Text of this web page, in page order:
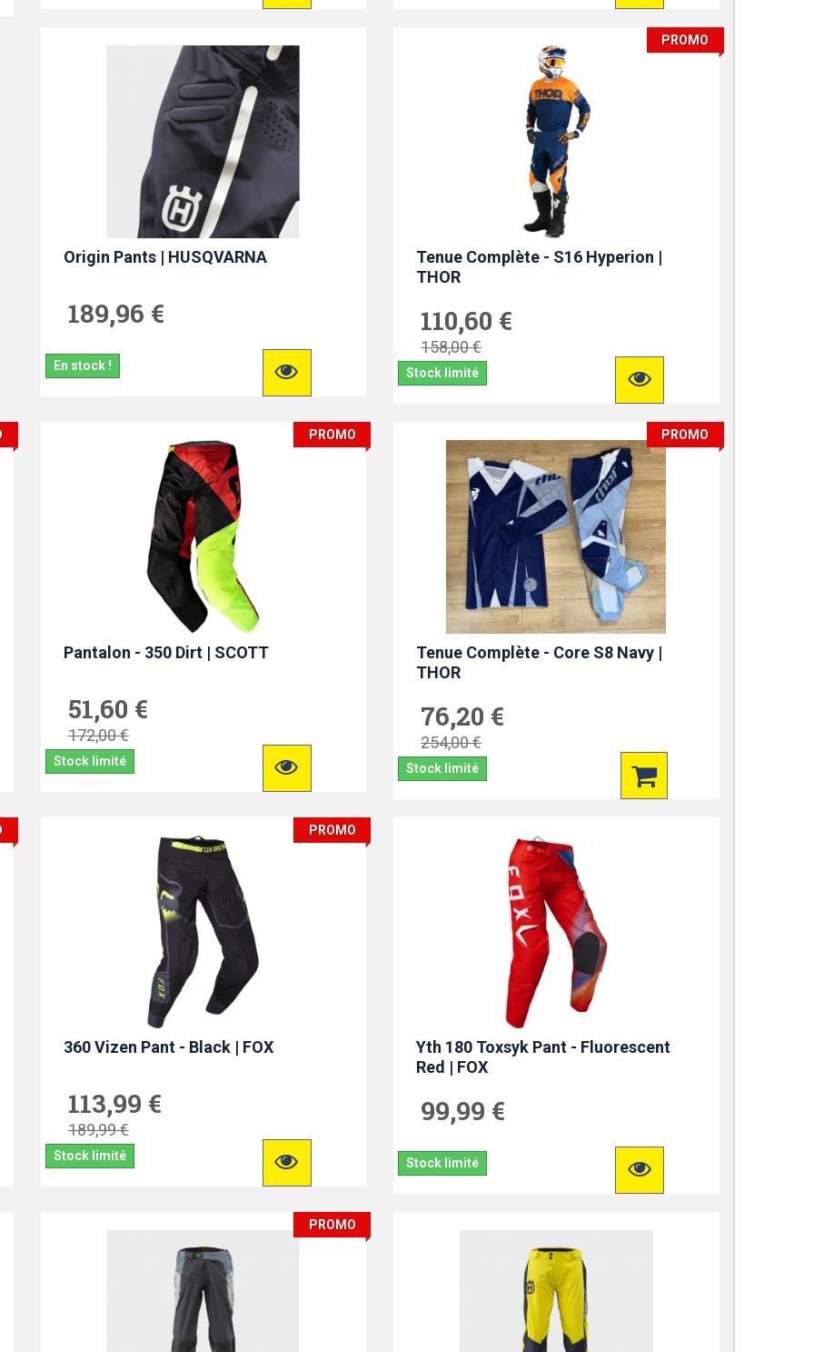
Origin Pants | HUSQVARNA
189,96 €
En stock !
PROMO
Tenue Complète - S16 Hyperion |
THOR
110,60 €
158,00 €
Stock limité
PROMO
Pantalon - 350 Dirt | SCOTT
51,60 €
172,00 €
Stock limité
PROMO
Tenue Complète - Core S8 Navy |
THOR
76,20 €
254,00 €
Stock limité
PROMO
360 Vizen Pant - Black | FOX
113,99 €
189,99 €
Stock limité
Yth 180 Toxsyk Pant - Fluorescent
Red | FOX
99,99 €
Stock limité
PROMO